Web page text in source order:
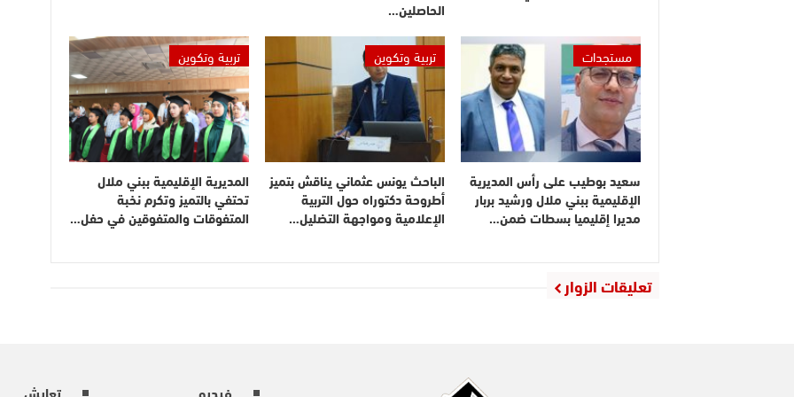
الحاصلين…
مستجدات
سعيد بوطيب على رأس المديرية
الإقليمية ببني ملال ورشيد بربار
مديرا إقليميا بسطات ضمن…
تربية وتكوين
الباحث يونس عثماني يناقش بتميز
أطروحة دكتوراه حول التربية
الإعلامية ومواجهة التضليل…
تربية وتكوين
المديرية الإقليمية ببني ملال
تحتفي بالتميز وتكرم نخبة
المتفوقات والمتفوقين في حفل…
تعليقات الزوار